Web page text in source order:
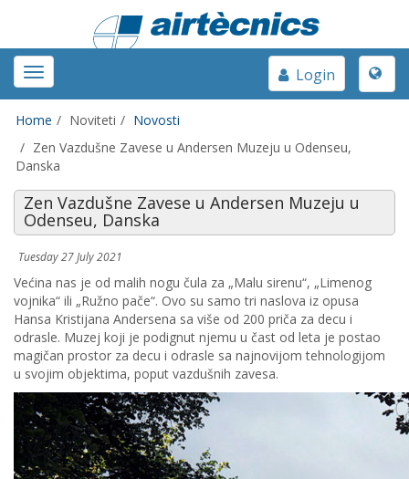
Toggle
navigation
Toggle
Login
Home Noviteti
Novosti
Zen Vazdušne Zavese u Andersen Muzeju u Odenseu,
Danska
Zen Vazdušne Zavese u Andersen Muzeju u
Odenseu, Danska
Tuesday 27 July 2021
Većina nas je od malih nogu čula za „Malu sirenu“, „Limenog
vojnika“ ili „Ružno pače“. Ovo su samo tri naslova iz opusa
Hansa Kristijana Andersena sa više od 200 priča za decu i
odrasle. Muzej koji je podignut njemu u čast od leta je postao
magičan prostor za decu i odrasle sa najnovijom tehnologijom
u svojim objektima, poput vazdušnih zavesa.